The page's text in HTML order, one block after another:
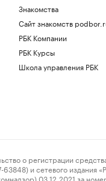
Знакомства
Сайт знакомств
РБК Компании
РБК Курсы
Школа управления РБК
о регистрации
и сетевого издания
03.12.2021 за